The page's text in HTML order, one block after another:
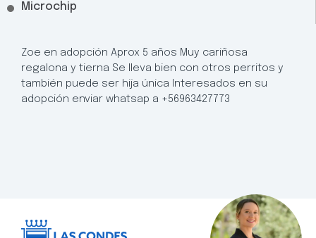
Microchip
Zoe en adopción Aprox 5 años Muy cariñosa
regalona y tierna Se lleva bien con otros perritos y
también puede ser hija única Interesados en su
adopción enviar whatsap a +56963427773